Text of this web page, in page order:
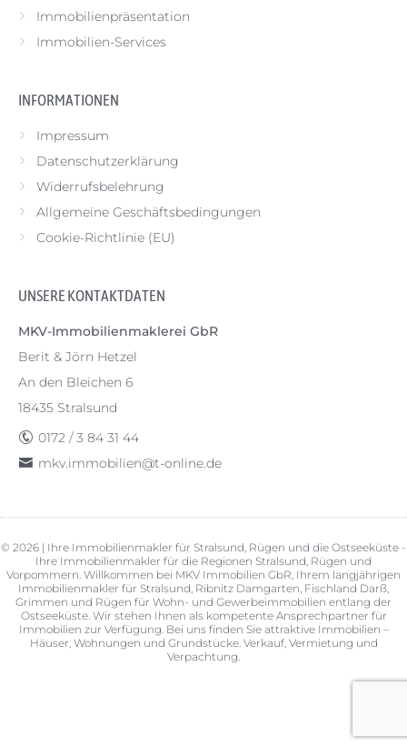
Immobilienpräsentation
Immobilien-Services
INFORMATIONEN
Impressum
Datenschutzerklärung
Widerrufsbelehrung
Allgemeine Geschäftsbedingungen
Cookie-Richtlinie (EU)
UNSERE KONTAKTDATEN
MKV-Immobilienmaklerei GbR
Berit & Jörn Hetzel
An den Bleichen 6
18435 Stralsund
0172 / 3 84 31 44
mkv.immobilien@t-online.de
© 2026 | Ihre Immobilienmakler für Stralsund, Rügen und die Ostseeküste -
Ihre Immobilienmakler für die Regionen Stralsund, Rügen und
Vorpommern. Willkommen bei MKV Immobilien GbR, Ihrem langjährigen
Immobilienmakler für Stralsund, Ribnitz Damgarten, Fischland Darß,
Grimmen und Rügen für Wohn- und Gewerbeimmobilien entlang der
Ostseeküste. Wir stehen Ihnen als kompetente Ansprechpartner für
Immobilien zur Verfügung. Bei uns finden Sie attraktive Immobilien –
Häuser, Wohnungen und Grundstücke. Verkauf, Vermietung und
Verpachtung.